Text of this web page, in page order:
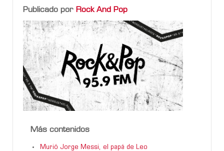
Publicado por Rock And Pop
Más contenidos
Murió Jorge Messi, el papá de Leo